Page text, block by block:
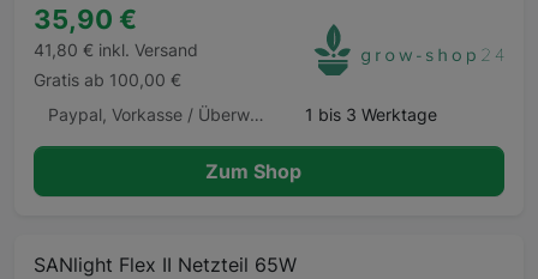
35,90 €
41,80 € inkl. Versand
Gratis ab 100,00 €
Paypal, Vorkasse / Überweisung, Kauf auf Rechnung, Klarna Sofortüberweisung, Kreditkarte, Amazon Pay, Barzahlung Barzahlen.de
1 bis 3 Werktage
Zum Shop
SANlight Flex II Netzteil 65W